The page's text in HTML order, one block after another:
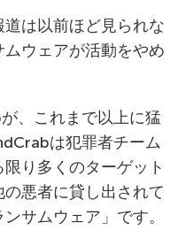
は以前ほど見られな
ウェアが活動をやめ
、これまで以上に猛
は犯罪者チーム
り多くのターゲット
悪者に貸し出されて
サムウェア」です。